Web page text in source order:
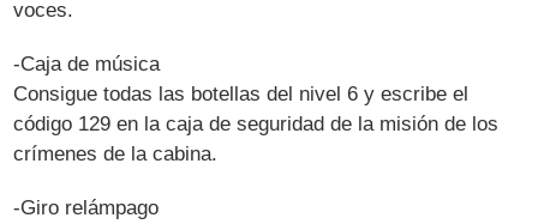
voces.
-Caja de música
Consigue todas las botellas del nivel 6 y escribe el
código 129 en la caja de seguridad de la misión de los
crímenes de la cabina.
-Giro relámpago